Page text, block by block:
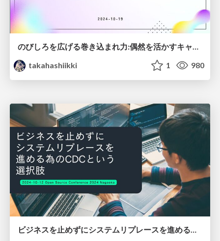
のびしろを広げる巻き込まれ力:偶然を活かすキャリアの作り方/oso2024
takahashiikki
1 980
ビジネスを止めずにシステムリプレースを進める為のCDCという選択肢/osc24ng-2-b